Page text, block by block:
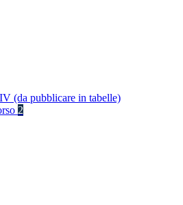
(da pubblicare in tabelle)
2